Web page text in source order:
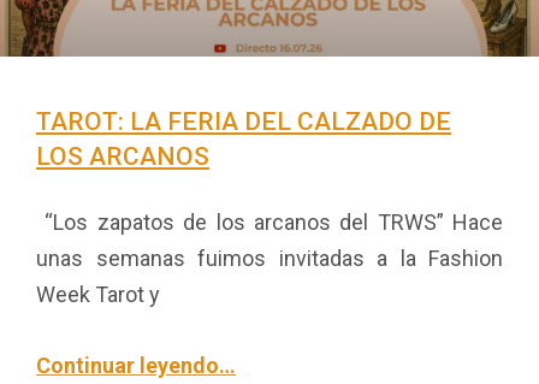
TAROT: LA FERIA DEL CALZADO DE
LOS ARCANOS
“Los zapatos de los arcanos del TRWS” Hace
unas semanas fuimos invitadas a la Fashion
Week Tarot y
Continuar leyendo…